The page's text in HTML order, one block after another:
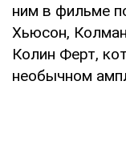
ним в фильме
Хьюсон,
Колин Ферт,
необычном